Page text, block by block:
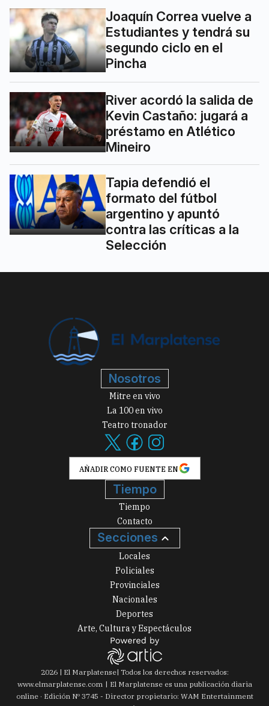
Joaquín Correa vuelve a
Estudiantes y tendrá su
segundo ciclo en el
Pincha
River acordó la salida de
Kevin Castaño: jugará a
préstamo en Atlético
Mineiro
Tapia defendió el
formato del fútbol
argentino y apuntó
contra las críticas a la
Selección
Nosotros
Mitre en vivo
La 100 en vivo
Teatro tronador
AÑADIR COMO FUENTE EN
Tiempo
Tiempo
Contacto
Secciones
Locales
Policiales
Provinciales
Nacionales
Deportes
Arte, Cultura y Espectáculos
2026| El Marplatense| Todos los derechos reservados:
www.elmarplatense.com
El Marplatense es una publicación diaria
online · Edición Nº 3745 - Director propietario: WAM Entertainment